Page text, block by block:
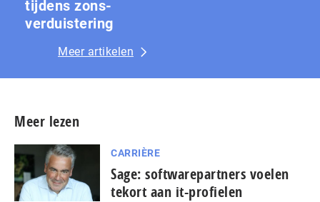
tijdens zons­
ver­duis­te­ring
Meer artikelen
Meer lezen
CARRIÈRE
Sage: softwarepartners voelen
tekort aan it-profielen